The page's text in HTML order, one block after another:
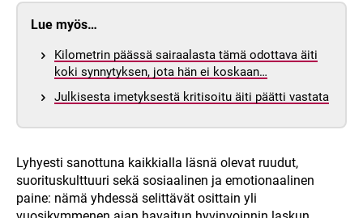
Lue myös…
Kilometrin päässä sairaalasta tämä odottava äiti
koki synnytyksen, jota hän ei koskaan…
Julkisesta imetyksestä kritisoitu äiti päätti vastata
Lyhyesti sanottuna kaikkialla läsnä olevat ruudut,
suorituskulttuuri sekä sosiaalinen ja emotionaalinen
paine: nämä yhdessä selittävät osittain yli